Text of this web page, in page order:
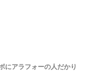
にアラフォーの人だかり